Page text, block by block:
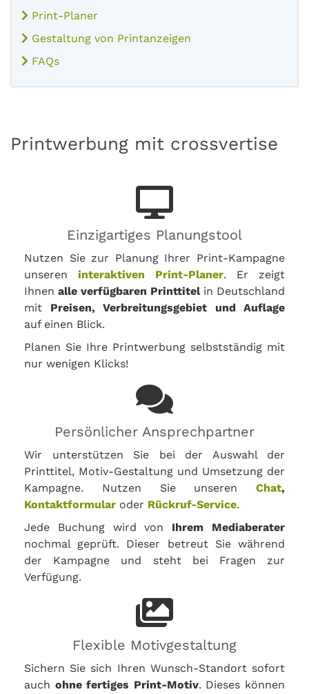
Print-Planer
Gestaltung von Printanzeigen
FAQs
Printwerbung mit crossvertise
Einzigartiges Planungstool
Nutzen Sie zur Planung Ihrer Print-Kampagne
unseren interaktiven Print-Planer. Er zeigt
Ihnen alle verfügbaren Printtitelin Deutschland
mit Preisen, Verbreitungsgebiet und Auflage
auf einen Blick.
Planen Sie Ihre Printwerbung selbstständig mit
nur wenigen Klicks!
Persönlicher Ansprechpartner
Wir unterstützen Sie bei der Auswahl der
Printtitel, Motiv-Gestaltung und Umsetzung der
Kampagne. Nutzen Sie unseren Chat,
Kontaktformular oder Rückruf-Service.
Jede Buchung wird von Ihrem Mediaberater
nochmal geprüft. Dieser betreut Sie während
der Kampagne und steht bei Fragen zur
Verfügung.
Flexible Motivgestaltung
Sichern Sie sich Ihren Wunsch-Standort sofort
auch ohne fertiges Print-Motiv. Dieses können